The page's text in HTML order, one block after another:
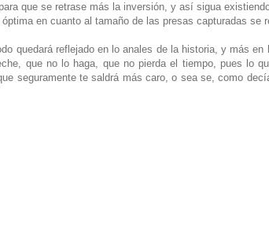
que se retrase más la inversión, y así sigua
en cuanto al tamaño de las presas capturadas se
quedará reflejado en lo anales de la historia, y más
que no lo haga, que no pierda el tiempo, pues lo
seguramente te saldrá más caro, o sea se, como